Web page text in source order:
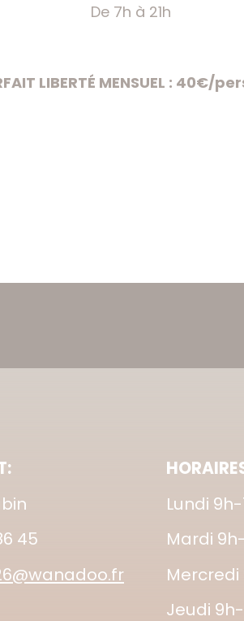
De 7h à 21h
LIBERTÉ MENSUEL : 40€/
45
Lundi 9h-
Mardi
Mercredi
Jeudi